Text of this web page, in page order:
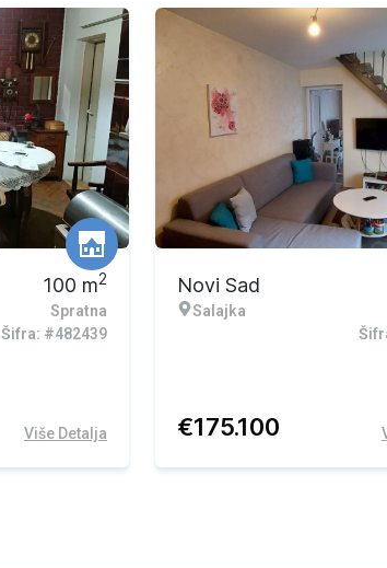
100 m2
Spratna
Šifra: #482439
Više Detalja
Novi Sad
Salajka
€175.100